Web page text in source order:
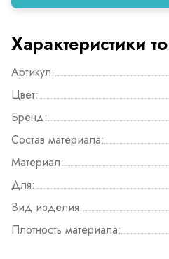
Характеристики
Артикул:
Цвет:
Бренд:
Состав материала:
Материал:
Для:
Вид изделия:
Плотность материала: